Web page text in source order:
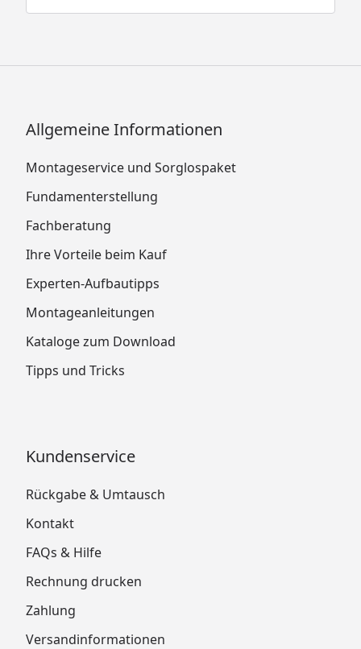
Allgemeine Informationen
Montageservice und Sorglospaket
Fundamenterstellung
Fachberatung
Ihre Vorteile beim Kauf
Experten-Aufbautipps
Montageanleitungen
Kataloge zum Download
Tipps und Tricks
Kundenservice
Rückgabe & Umtausch
Kontakt
FAQs & Hilfe
Rechnung drucken
Zahlung
Versandinformationen